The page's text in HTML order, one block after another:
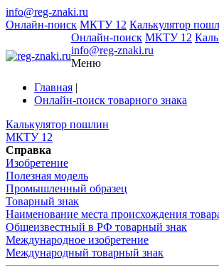
info@reg-znaki.ru
Онлайн-поиск МКТУ 12 Калькулятор
Онлайн-поиск МКТУ 12
info@reg-znaki.ru
Меню
Главная |
Онлайн-поиск товарного знака
Калькулятор пошлин
МКТУ 12
Справка
Изобретение
Полезная модель
Промышленный образец
Товарный знак
Наименование места происхождения
Общеизвестный в РФ товарный знак
Международное изобретение
Международный товарный знак